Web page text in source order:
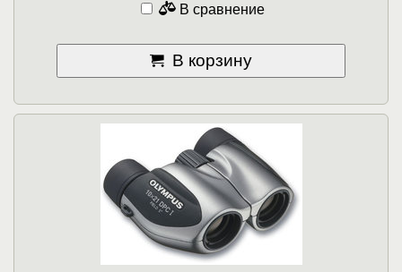
В сравнение
В корзину